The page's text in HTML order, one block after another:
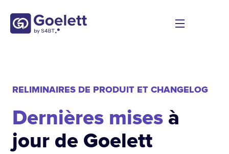
RELIMINAIRES DE PRODUIT ET CHANGELOG
Dernières mises à
jour de Goelett